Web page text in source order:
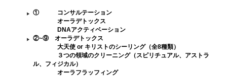
① コンサルテーション
オーラデトックス
DNAアクティベーション
②~⑨ オーラデトックス
大天使 or キリストのシーリング（全8種類）
３つの領域のクリーニング（スピリチュアル、アストラ
ル、フィジカル）
オーラフラッフィング